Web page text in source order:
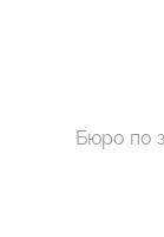
Бюро по